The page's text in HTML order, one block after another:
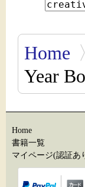
Home
Year
Home
書籍一覧
マイページ(認証あ